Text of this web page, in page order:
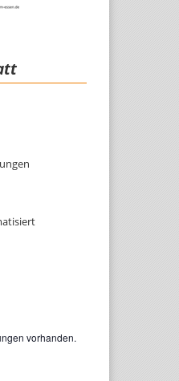
vorhanden.